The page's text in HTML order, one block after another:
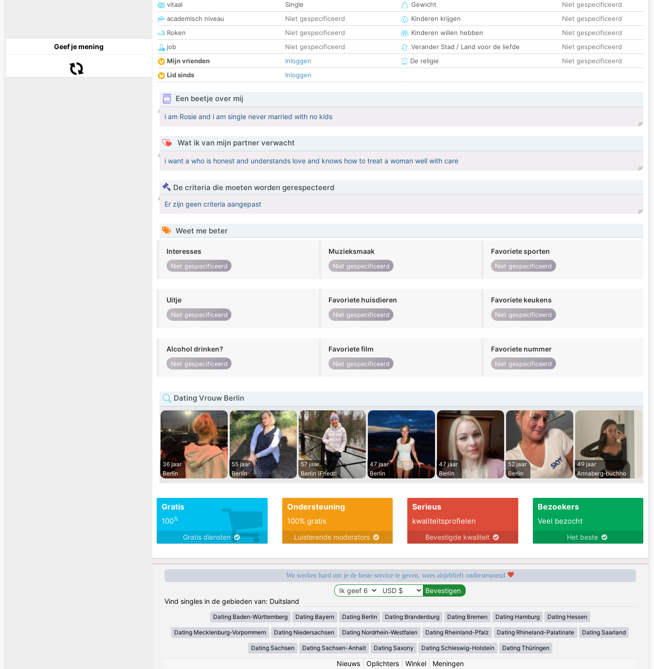
Geef je mening
vitaal
Single
academisch niveau
Niet gespecificeerd
Roken
Niet gespecificeerd
job
Niet gespecificeerd
Mijn vrienden
Inloggen
Lid sinds
Inloggen
Gewicht
Niet gespecificeerd
Kinderen krijgen
Niet gespecificeerd
Kinderen willen hebben
Niet gespecificeerd
Verander Stad / Land voor de liefde
Niet gespecificeerd
De religie
Niet gespecificeerd
Een beetje over mij
i am Rosie and i am single never married with no kids
Wat ik van mijn partner verwacht
i want a who is honest and understands love and knows how to treat a woman well with care
De criteria die moeten worden gerespecteerd
Er zijn geen criteria aangepast
Weet me beter
Interesses
Niet gespecificeerd
Muzieksmaak
Niet gespecificeerd
Favoriete sporten
Niet gespecificeerd
Uitje
Niet gespecificeerd
Favoriete huisdieren
Niet gespecificeerd
Favoriete keukens
Niet gespecificeerd
Alcohol drinken?
Niet gespecificeerd
Favoriete film
Niet gespecificeerd
Favoriete nummer
Niet gespecificeerd
Dating Vrouw Berlin
36 jaar
Berlin
55 jaar
Berlin
57 jaar
Berlin (Friedri
47 jaar
Berlin
47 jaar
Berlin
52 jaar
Berlin
49 jaar
Annaberg-buchho
Gratis
100%
Gratis diensten
Ondersteuning
100% gratis
Luisterende moderators
Serieus
kwaliteitsprofielen
Bevestigde kwaliteit
Bezoekers
Veel bezocht
Het beste
We werken hard om je de beste service te geven, wees alsjeblieft ondersteunend
Vind singles in de gebieden van: Duitsland
Dating Baden-Württemberg Dating Bayern Dating Berlin Dating Brandenburg Dating Bremen Dating Hamburg Dating Hessen
Dating Mecklenburg-Vorpommern Dating Niedersachsen Dating Nordrhein-Westfalen Dating Rheinland-Pfalz Dating Rhineland-Palatinate Dating Saarland
Dating Sachsen Dating Sachsen-Anhalt Dating Saxony Dating Schleswig-Holstein Dating Thüringen
Nieuws| Oplichters| Winkel| Meningen